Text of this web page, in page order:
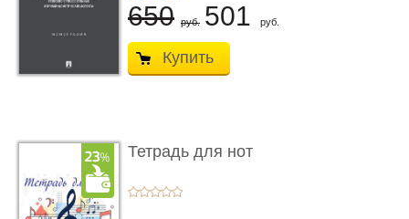
650 руб. 501 руб.
Купить
Тетрадь для нот